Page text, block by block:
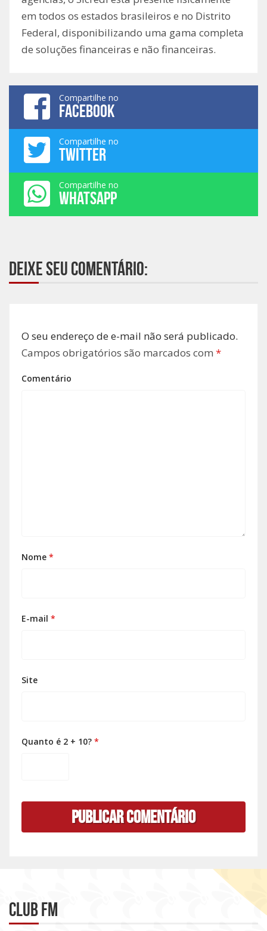
em todos os estados brasileiros e no Distrito
Federal, disponibilizando uma gama completa
de soluções financeiras e não financeiras.
Compartilhe no
FACEBOOK
Compartilhe no
TWITTER
Compartilhe no
WHATSAPP
Deixe seu comentário:
O seu endereço de e-mail não será publicado.
Campos obrigatórios são marcados com *
Comentário
Nome *
E-mail *
Site
Quanto é 2 + 10? *
Club FM